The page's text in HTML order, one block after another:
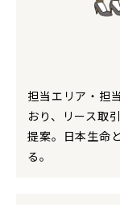
担当エリア・担
おり、リース取
提案。日本生命
る。